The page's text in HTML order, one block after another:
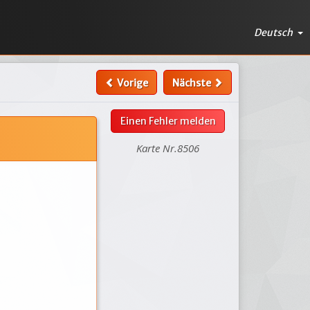
Deutsch
Vorige Nächste
Einen Fehler melden
Karte Nr.8506